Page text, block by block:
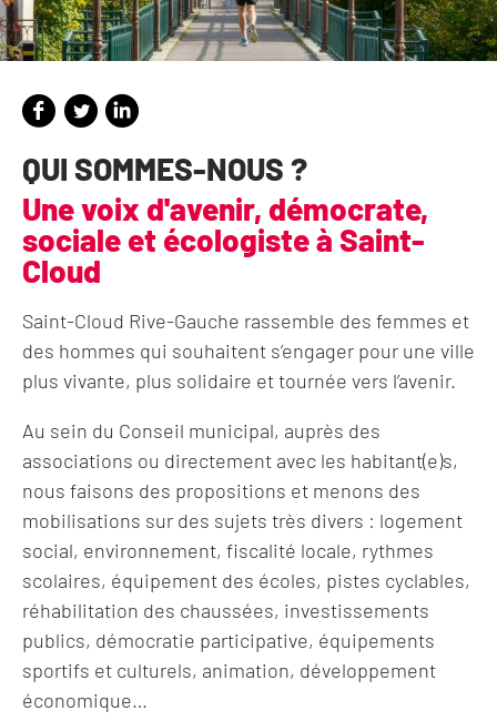
QUI SOMMES-NOUS ?
Une voix d'avenir, démocrate,
sociale et écologiste à Saint-
Cloud
Saint-Cloud Rive-Gauche rassemble des femmes et
des hommes qui souhaitent s’engager pour une ville
plus vivante, plus solidaire et tournée vers l’avenir.
Au sein du Conseil municipal, auprès des
associations ou directement avec les habitant(e)s,
nous faisons des propositions et menons des
mobilisations sur des sujets très divers : logement
social, environnement, fiscalité locale, rythmes
scolaires, équipement des écoles, pistes cyclables,
réhabilitation des chaussées, investissements
publics, démocratie participative, équipements
sportifs et culturels, animation, développement
économique…